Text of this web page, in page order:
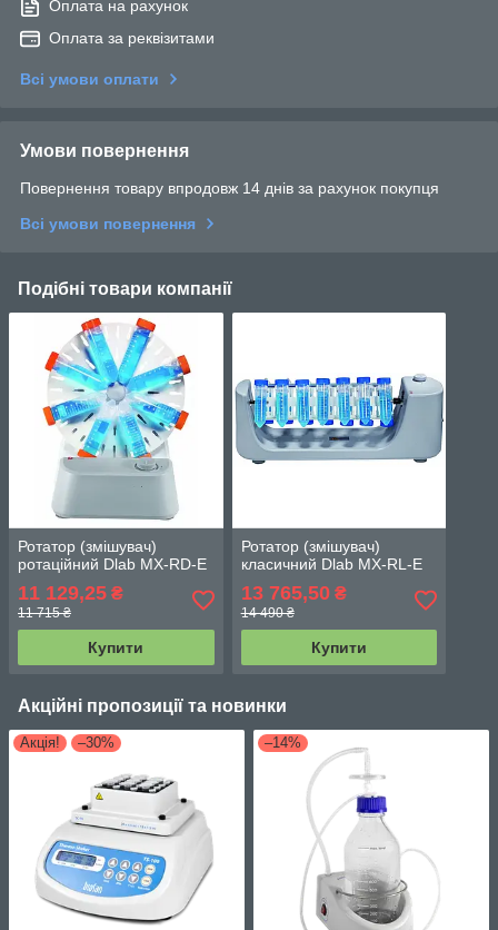
Оплата на рахунок
Оплата за реквізитами
Всі умови оплати
Умови повернення
Повернення товару впродовж 14 днів за рахунок покупця
Всі умови повернення
Подібні товари компанії
Ротатор (змішувач)
ротаційний Dlab MX-RD-E
11 129,25 ₴
11 715 ₴
Купити
Ротатор (змішувач)
класичний Dlab MX-RL-E
13 765,50₴
14 490 ₴
Купити
Акційні пропозиції та новинки
Акція! –30% –14%